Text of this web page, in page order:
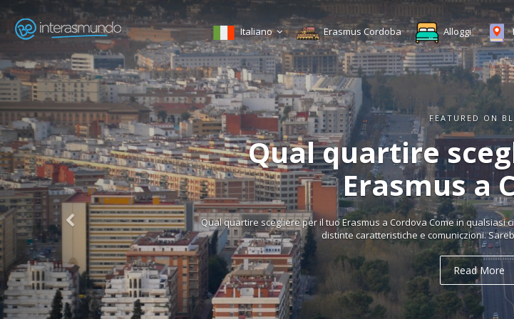
FEATURED ON
Guida turistica
Guida turistica di Cordova Attenzione agli studenti Erasmus! Vi forniamo
Consorzio Turistico di Cordova. In questa
Read More
Italiano Erasmus Cordoba Alloggi